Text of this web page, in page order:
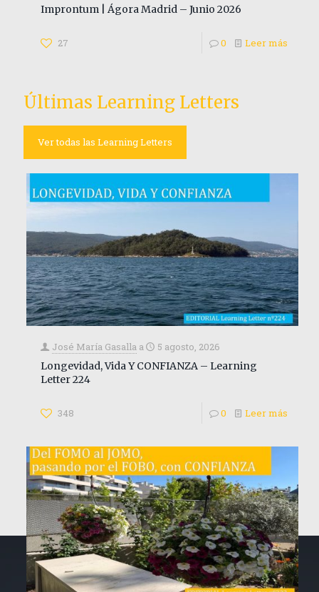
Improntum | Ágora Madrid – Junio 2026
27 0 Leer más
Últimas Learning Letters
Ver todas las Learning Letters
José María Gasalla a
5 agosto, 2026
Longevidad, Vida Y CONFIANZA – Learning
Letter 224
348 0 Leer más